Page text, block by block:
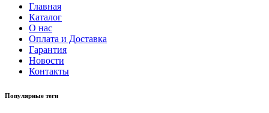
Главная
Каталог
О нас
Оплата и Доставка
Гарантия
Новости
Контакты
Популярные теги